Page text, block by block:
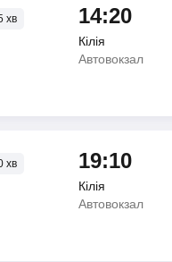
хв 14:20
Кілія
Автовокзал
хв 19:10
Кілія
Автовокзал